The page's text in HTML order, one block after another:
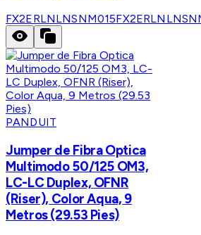
FX2ERLNLNSNM015
PANDUIT
Jumper de Fibra Optica
Multimodo 50/125 OM3,
LC-LC Duplex, OFNR
(Riser), Color Aqua, 9
Metros (29.53 Pies)